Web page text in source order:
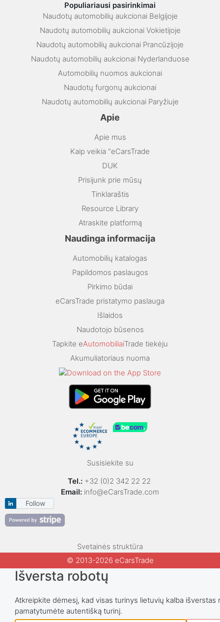
Populiariausi pasirinkimai
Naudotų automobilių aukcionai Belgijoje
Naudotų automobilių aukcionai Vokietijoje
Naudotų automobilių aukcionai Prancūzijoje
Naudotų automobilių aukcionai Nyderlanduose
Automobilių nuomos aukcionai
Naudotų furgonų aukcionai
Naudotų automobilių aukcionai Paryžiuje
Apie
Apie mus
Kaip veikia "eCarsTrade
DUK
Prisijunk prie mūsų
Tinklaraštis
Resource Library
Atraskite platformą
Naudinga informacija
Automobilių katalogas
Papildomos paslaugos
Pirkimo būdai
eCarsTrade pristatymo paslauga
Išlaidos
Naudotojo būsenos
Tapkite eAutomobiliaiTrade tiekėju
Akumuliatoriaus nuoma
Susisiekite su
Tel.: +32 (0)2 342 22 22
Email: info@eCarsTrade.com
Follow
Svetainės struktūra
© 2013-2026 eCarsTrade
Išversta robotų
Atkreipkite dėmesį, kad visas turinys lietuvių kalba išverstas
pamatytumėte autentišką turinį.